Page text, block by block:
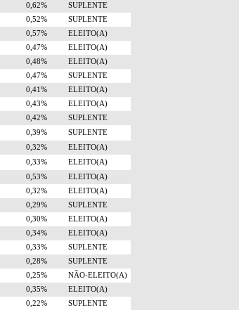
0,62%
SUPLENTE
0,52%
SUPLENTE
0,57%
ELEITO(A)
0,47%
ELEITO(A)
0,48%
ELEITO(A)
0,47%
SUPLENTE
0,41%
ELEITO(A)
0,43%
ELEITO(A)
0,42%
SUPLENTE
0,39%
SUPLENTE
0,32%
ELEITO(A)
0,33%
ELEITO(A)
0,53%
ELEITO(A)
0,32%
ELEITO(A)
0,29%
SUPLENTE
0,30%
ELEITO(A)
0,34%
ELEITO(A)
0,33%
SUPLENTE
0,28%
SUPLENTE
0,25%
NÃO-ELEITO(A)
0,35%
ELEITO(A)
0,22%
SUPLENTE